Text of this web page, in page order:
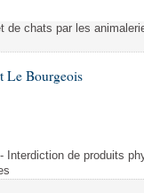
de chats par les
Le Bourgeois
Interdiction de produits